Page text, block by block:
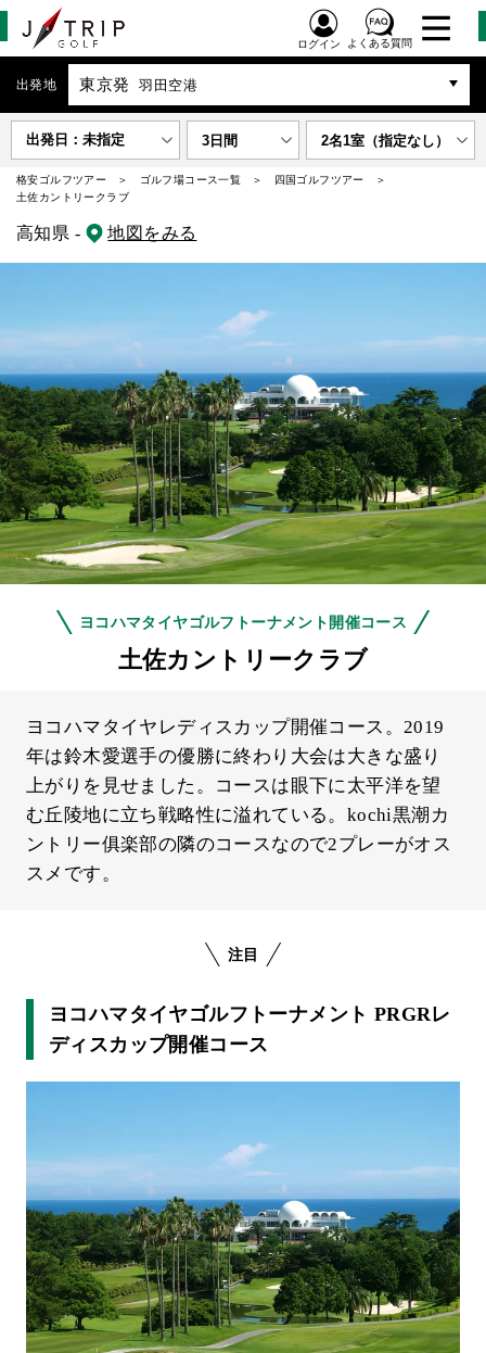
ログイン よくある質問
出発地 東京発 羽田空港
出発日：未指定 3日間 2名1室（指定なし）
格安ゴルフツアー ゴルフ場コース一覧
四国ゴルフツアー
土佐カントリークラブ
高知県 - 地図をみる
ヨコハマタイヤゴルフトーナメント開催コース
土佐カントリークラブ
ヨコハマタイヤレディスカップ開催コース。2019
年は鈴木愛選手の優勝に終わり大会は大きな盛り
上がりを見せました。コースは眼下に太平洋を望
む丘陵地に立ち戦略性に溢れている。kochi黒潮カ
ントリー俱楽部の隣のコースなので2プレーがオス
スメです。
注目
ヨコハマタイヤゴルフトーナメント PRGRレ
ディスカップ開催コース